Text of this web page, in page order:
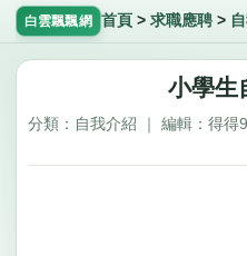
白雲飄飄網 首頁 > 求職應聘>
小學生
分類：自我介紹 ｜ 編輯：得得9